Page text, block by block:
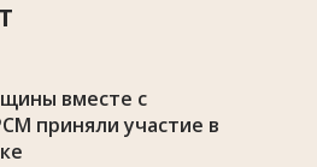
вместе с
приняли участие в